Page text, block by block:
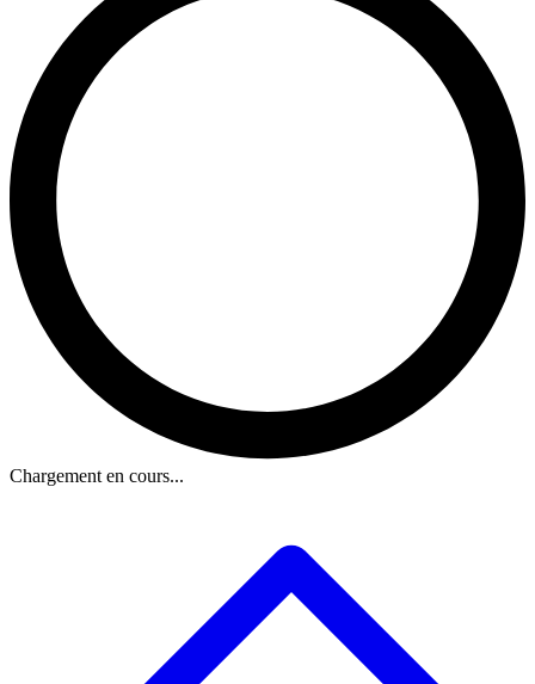
Chargement en cours...